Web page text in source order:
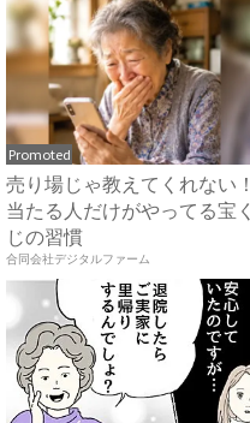
Promoted
売り場じゃ教えてくれない！
当たる人だけがやってる宝く
じの習慣
合同会社デジタルファーム